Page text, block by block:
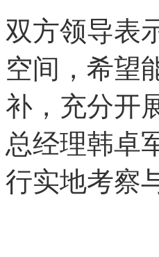
双方领导表
空间，
补，充分
总经理韩卓
行实地考察